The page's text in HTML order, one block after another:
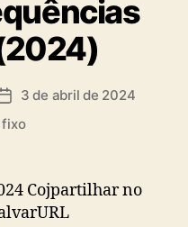
Data
de
3 de abril de 2024
fixo
Cojpartilhar no